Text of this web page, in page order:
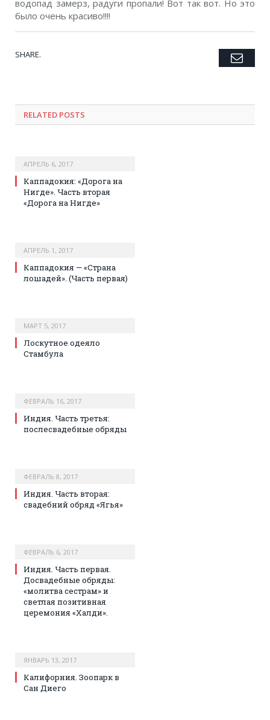
водопад замерз, радуги пропали! Вот так вот. Но это
было очень красиво!!!!
SHARE. Twitter
Facebook
Google+
Pinterest
LinkedIn
Tumblr
RELATED POSTS
АПРЕЛЬ 6, 2017
Каппадокия: «Дорога на
Нигде». Часть вторая
«Дорога на Нигде»
АПРЕЛЬ 1, 2017
Каппадокия — «Страна
лошадей». (Часть первая)
МАРТ 5, 2017
Лоскутное одеяло
Стамбула
ФЕВРАЛЬ 16, 2017
Индия. Часть третья:
послесвадебные обряды
ФЕВРАЛЬ 8, 2017
Индия. Часть вторая:
свадебний обряд «Ягья»
ФЕВРАЛЬ 6, 2017
Индия. Часть первая.
Досвадебные обряды:
«молитва сестрам» и
светлая позитивная
церемония «Халди».
ЯНВАРЬ 13, 2017
Калифорния. Зоопарк в
Сан Диего